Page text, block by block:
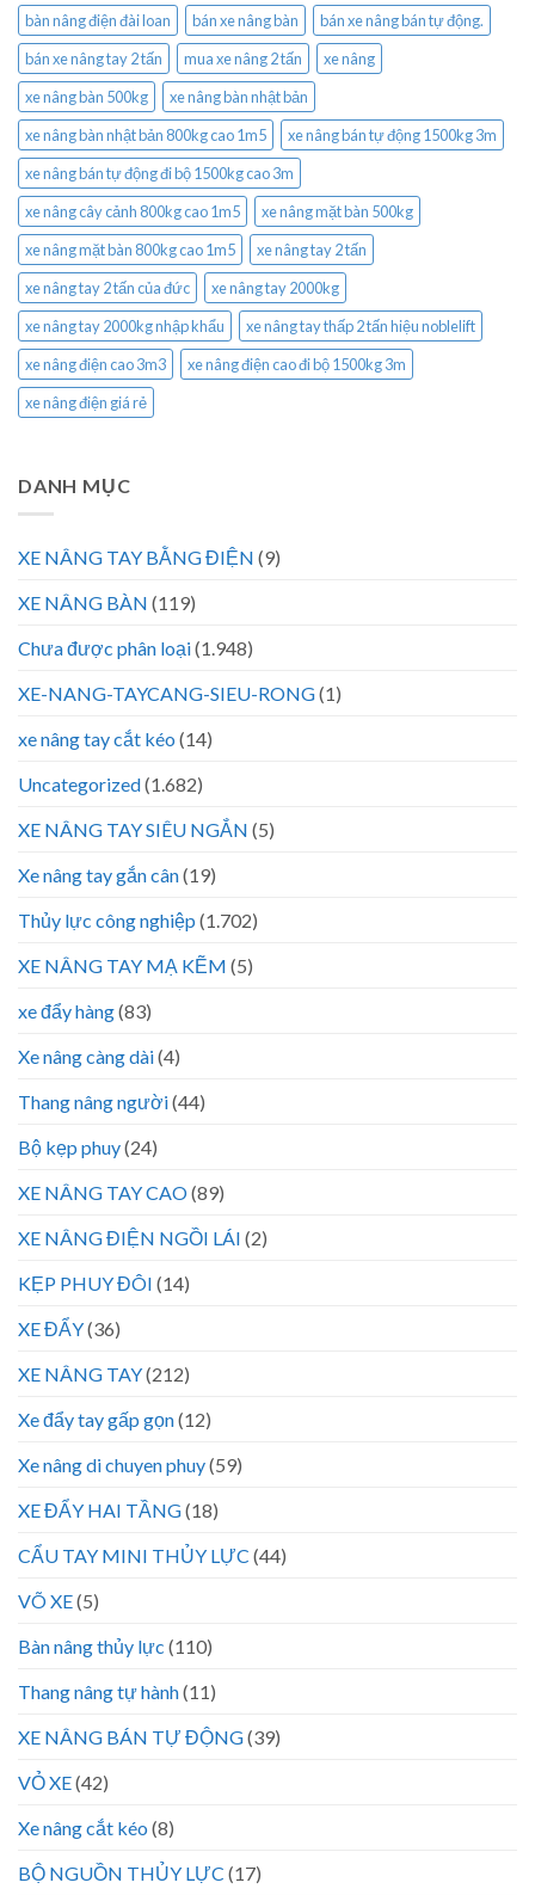
bàn nâng điện đài loan bán xe nâng bàn
bán xe nâng bán tự động.
bán xe nâng tay 2 tấn
mua xe nâng 2 tấn
xe nâng
xe nâng bàn 500kg
xe nâng bàn nhật bản
xe nâng bàn nhật bản 800kg cao 1m5
xe nâng bán tự động 1500kg 3m
xe nâng bán tự động đi bộ 1500kg cao 3m
xe nâng cây cảnh 800kg cao 1m5
xe nâng mặt bàn 500kg
xe nâng mặt bàn 800kg cao 1m5
xe nâng tay 2 tấn
xe nâng tay 2 tấn của đức
xe nâng tay 2000kg
xe nâng tay 2000kg nhập khẩu
xe nâng tay thấp 2 tấn hiệu noblelift
xe nâng điện cao 3m3
xe nâng điện cao đi bộ 1500kg 3m
xe nâng điện giá rẻ
DANH MỤC
XE NÂNG TAY BẰNG ĐIỆN (9)
XE NÂNG BÀN (119)
Chưa được phân loại(1.948)
XE-NANG-TAYCANG-SIEU-RONG(1)
xe nâng tay cắt kéo (14)
Uncategorized(1.682)
XE NÂNG TAY SIÊU NGẮN (5)
Xe nâng tay gắn cân(19)
Thủy lực công nghiệp (1.702)
XE NÂNG TAY MẠ KẼM (5)
xe đẩy hàng(83)
Xe nâng càng dài(4)
Thang nâng người(44)
Bộ kẹp phuy(24)
XE NÂNG TAY CAO(89)
XE NÂNG ĐIỆN NGỒI LÁI (2)
KẸP PHUY ĐÔI (14)
XE ĐẨY(36)
XE NÂNG TAY(212)
Xe đẩy tay gấp gọn(12)
Xe nâng di chuyen phuy(59)
XE ĐẨY HAI TẦNG(18)
CẨU TAY MINI THỦY LỰC (44)
VÕ XE(5)
Bàn nâng thủy lực (110)
Thang nâng tự hành(11)
XE NÂNG BÁN TỰ ĐỘNG(39)
VỎ XE(42)
Xe nâng cắt kéo (8)
BỘ NGUỒN THỦY LỰC (17)